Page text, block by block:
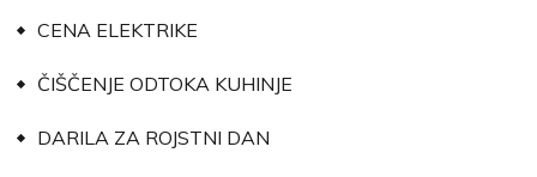
CENA ELEKTRIKE
ČIŠČENJE ODTOKA KUHINJE
DARILA ZA ROJSTNI DAN